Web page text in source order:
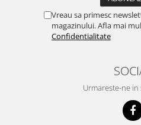
Vreau sa primesc
magazinului. Afla mai
Confidentialitate
Urmareste-ne in